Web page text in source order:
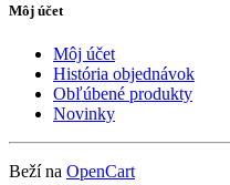
Môj účet
Môj účet
História objednávok
Obľúbené produkty
Novinky
Beží na OpenCart